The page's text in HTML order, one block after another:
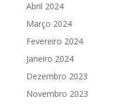
Abril 2024
Março 2024
Fevereiro 2024
Janeiro 2024
Dezembro 2023
Novembro 2023